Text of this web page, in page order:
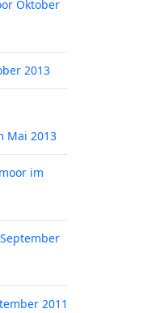
Oktober
2013
Mai 2013
im
2011